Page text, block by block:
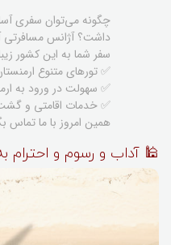
چگونه می‌توان سفری
داشت؟ آژانس مسافرتی
سفر شما به این کشور
✅ تورهای متنوع
✅ سهولت در ورود به
✅ خدمات اقامتی و
همین امروز با ما تماس
🕌 آداب و رسوم و احترام